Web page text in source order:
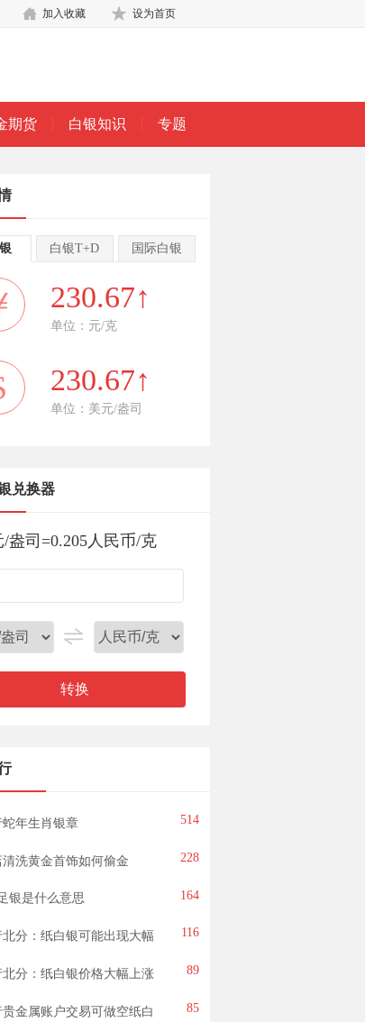
设为首页
加入收藏
期货 白银知识 专题
白银T+D 国际白银
230.67↑
单位：元/克
230.67↑
单位：美元/盎司
兑换器
盎司 =0.205人民币/克
转换
蛇年生肖银章 514
清洗黄金首饰如何偷金 228
银是什么意思 164
北分：纸白银可能出现大幅 116
北分：纸白银价格大幅上涨 89
贵金属账户交易可做空纸白 85